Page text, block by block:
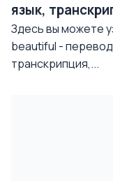
язык,
Здесь вы можете
beautiful -
транскрипция,...